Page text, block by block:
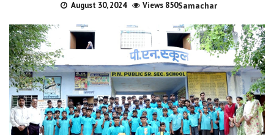
Samachar
August 30, 2024 Views 850